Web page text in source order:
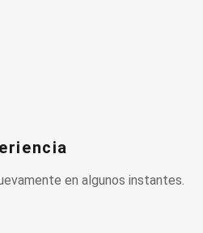
en algunos instantes.